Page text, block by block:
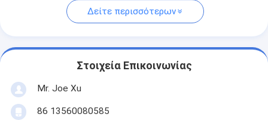
Δείτε περισσότερων
Στοιχεία Επικοινωνίας
Mr. Joe Xu
86 13560080585